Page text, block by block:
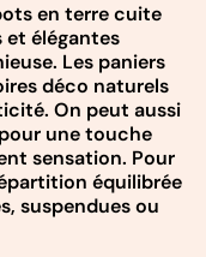
en terre cuite
et élégantes
Les paniers
déco naturels
On peut aussi
une touche
sensation. Pour
équilibrée
suspendues ou